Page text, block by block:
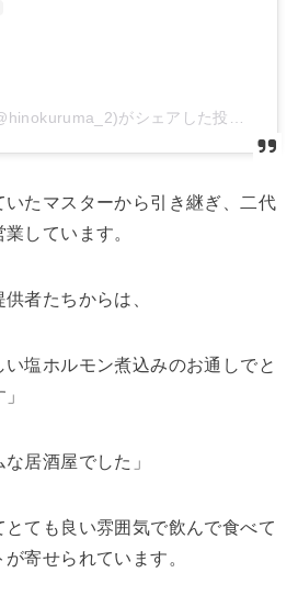
二代目 ひのくるま(@hinokuruma_2)がシェアした投稿
いたマスターから引き継ぎ、二代
しています。
者たちからは、
い塩ホルモン煮込みのお通しでと
居酒屋でした」
とても良い雰囲気で飲んで食べて
寄せられています。